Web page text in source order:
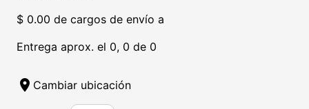
$ 0.00 de cargos de envío a
Entrega aprox. el 0, 0 de 0
location_on Cambiar ubicación